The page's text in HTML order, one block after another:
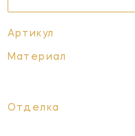
Артикул
Материал
Отделка